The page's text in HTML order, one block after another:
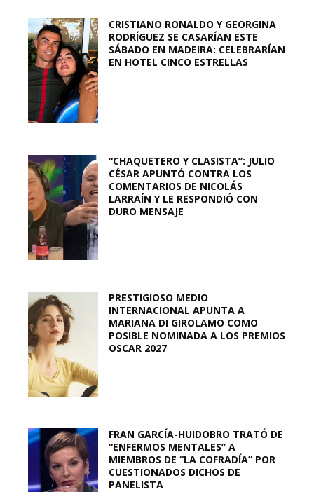
CRISTIANO RONALDO Y GEORGINA
RODRÍGUEZ SE CASARÍAN ESTE
SÁBADO EN MADEIRA: CELEBRARÍAN
EN HOTEL CINCO ESTRELLAS
“CHAQUETERO Y CLASISTA”: JULIO
CÉSAR APUNTÓ CONTRA LOS
COMENTARIOS DE NICOLÁS
LARRAÍN Y LE RESPONDIÓ CON
DURO MENSAJE
PRESTIGIOSO MEDIO
INTERNACIONAL APUNTA A
MARIANA DI GIROLAMO COMO
POSIBLE NOMINADA A LOS PREMIOS
OSCAR 2027
FRAN GARCÍA-HUIDOBRO TRATÓ DE
“ENFERMOS MENTALES” A
MIEMBROS DE “LA COFRADÍA” POR
CUESTIONADOS DICHOS DE
PANELISTA